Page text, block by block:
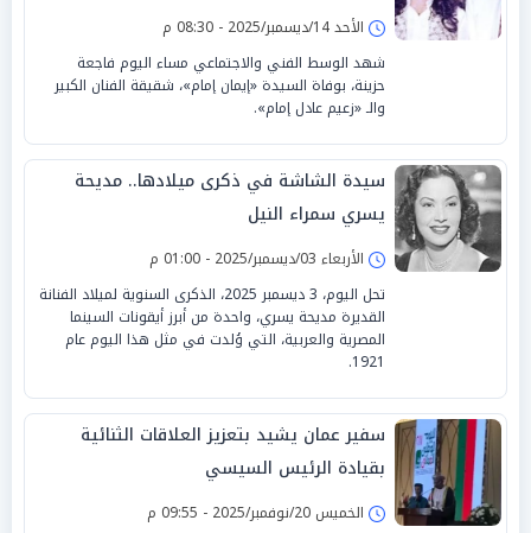
الأحد 14/ديسمبر/2025 - 08:30 م
شهد الوسط الفني والاجتماعي مساء اليوم فاجعة
حزينة، بوفاة السيدة «إيمان إمام»، شقيقة الفنان الكبير
والـ «زعيم عادل إمام».
سيدة الشاشة في ذكرى ميلادها.. مديحة
يسري سمراء النيل
الأربعاء 03/ديسمبر/2025 - 01:00 م
تحل اليوم، 3 ديسمبر 2025، الذكرى السنوية لميلاد الفنانة
القديرة مديحة يسري، واحدة من أبرز أيقونات السينما
المصرية والعربية، التي وُلدت في مثل هذا اليوم عام
1921.
سفير عمان يشيد بتعزيز العلاقات الثنائية
بقيادة الرئيس السيسي
الخميس 20/نوفمبر/2025 - 09:55 م